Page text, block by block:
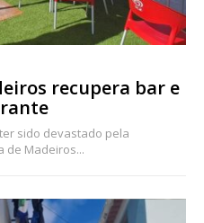
recupera bar e
sido devastado pela
de Madeiros...